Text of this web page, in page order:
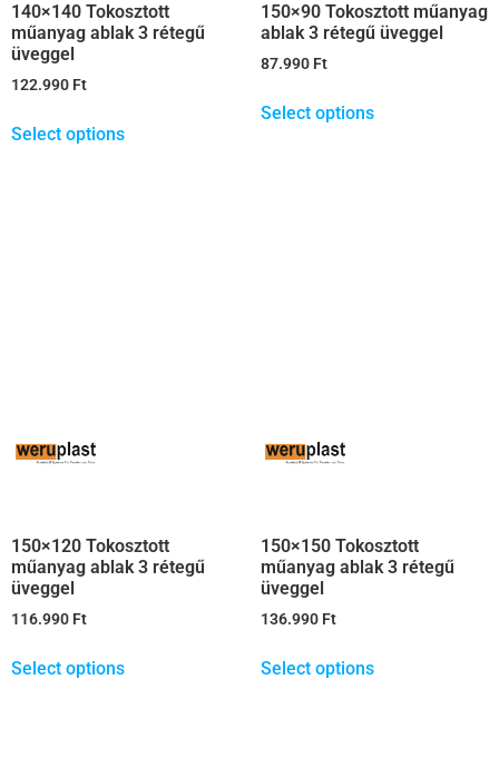
140×140 Tokosztott
műanyag ablak 3 rétegű
üveggel
122.990 Ft
Select options
150×90 Tokosztott műanyag
ablak 3 rétegű üveggel
87.990 Ft
Select options
150×120 Tokosztott
műanyag ablak 3 rétegű
üveggel
116.990 Ft
Select options
150×150 Tokosztott
műanyag ablak 3 rétegű
üveggel
136.990 Ft
Select options